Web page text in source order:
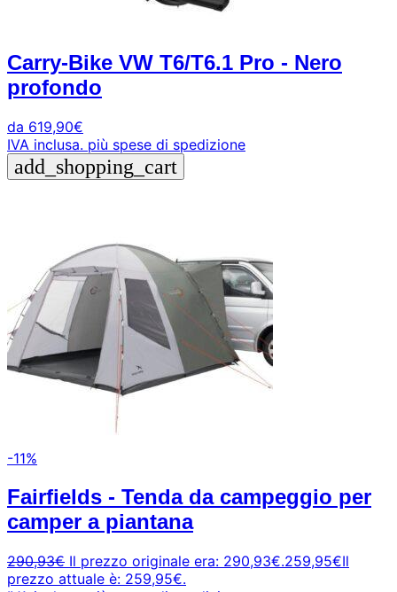
Carry-Bike VW T6/T6.1 Pro - Nero
profondo
da 619,90€
IVA inclusa. più spese di spedizione
add_shopping_cart
-11%
Fairfields - Tenda da campeggio per
camper a piantana
290,93€ Il prezzo originale era: 290,93€.259,95€Il
prezzo attuale è: 259,95€.